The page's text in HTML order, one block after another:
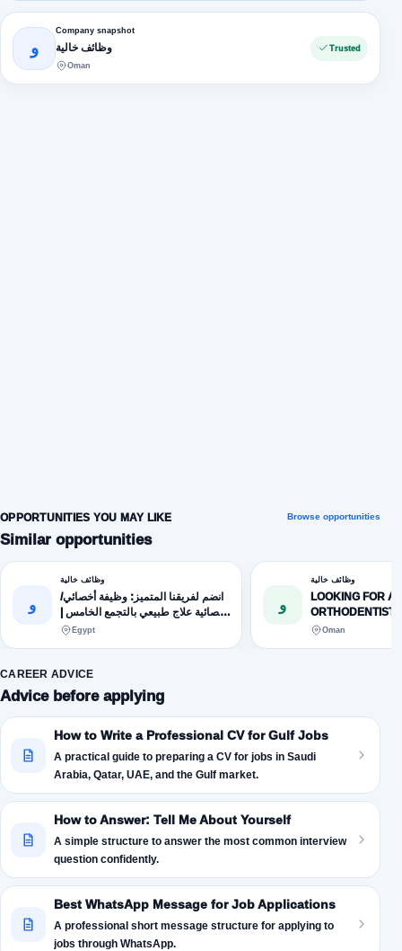
و
Company snapshot
وظائف خالية
Oman
Trusted
OPPORTUNITIES YOU MAY LIKE
Similar opportunities
Browse opportunities
و
وظائف خالية
انضم لفريقنا المتميز: وظيفة أخصائي/
أخصائية علاج طبيعي بالتجمع الخامس |
القاهرة الجديدة
Egypt
و
وظائف خالية
LOOKING FOR
ORTHODENTIST.
Oman
CAREER ADVICE
Advice before applying
How to Write a Professional CV for Gulf Jobs
A practical guide to preparing a CV for jobs in Saudi
Arabia, Qatar, UAE, and the Gulf market.
How to Answer: Tell Me About Yourself
A simple structure to answer the most common interview
question confidently.
Best WhatsApp Message for Job Applications
A professional short message structure for applying to
jobs through WhatsApp.